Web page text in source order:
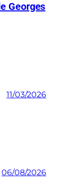
Georges
11/03/2026
06/08/2026